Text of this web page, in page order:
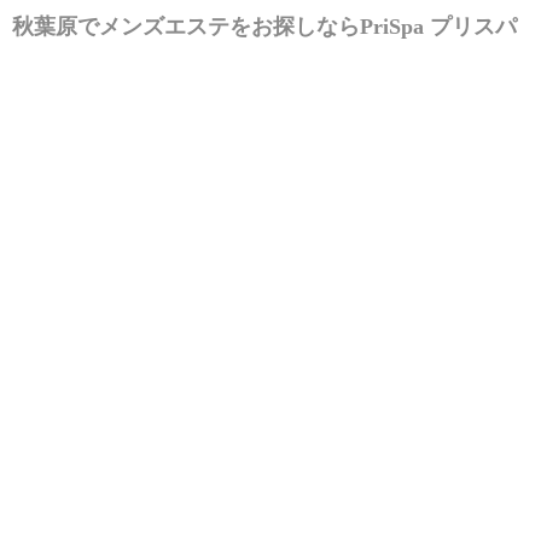
秋葉原でメンズエステをお探しならPriSpa プリスパ